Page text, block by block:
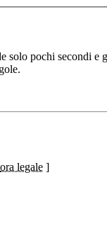
pochi secondi
ora legale ]